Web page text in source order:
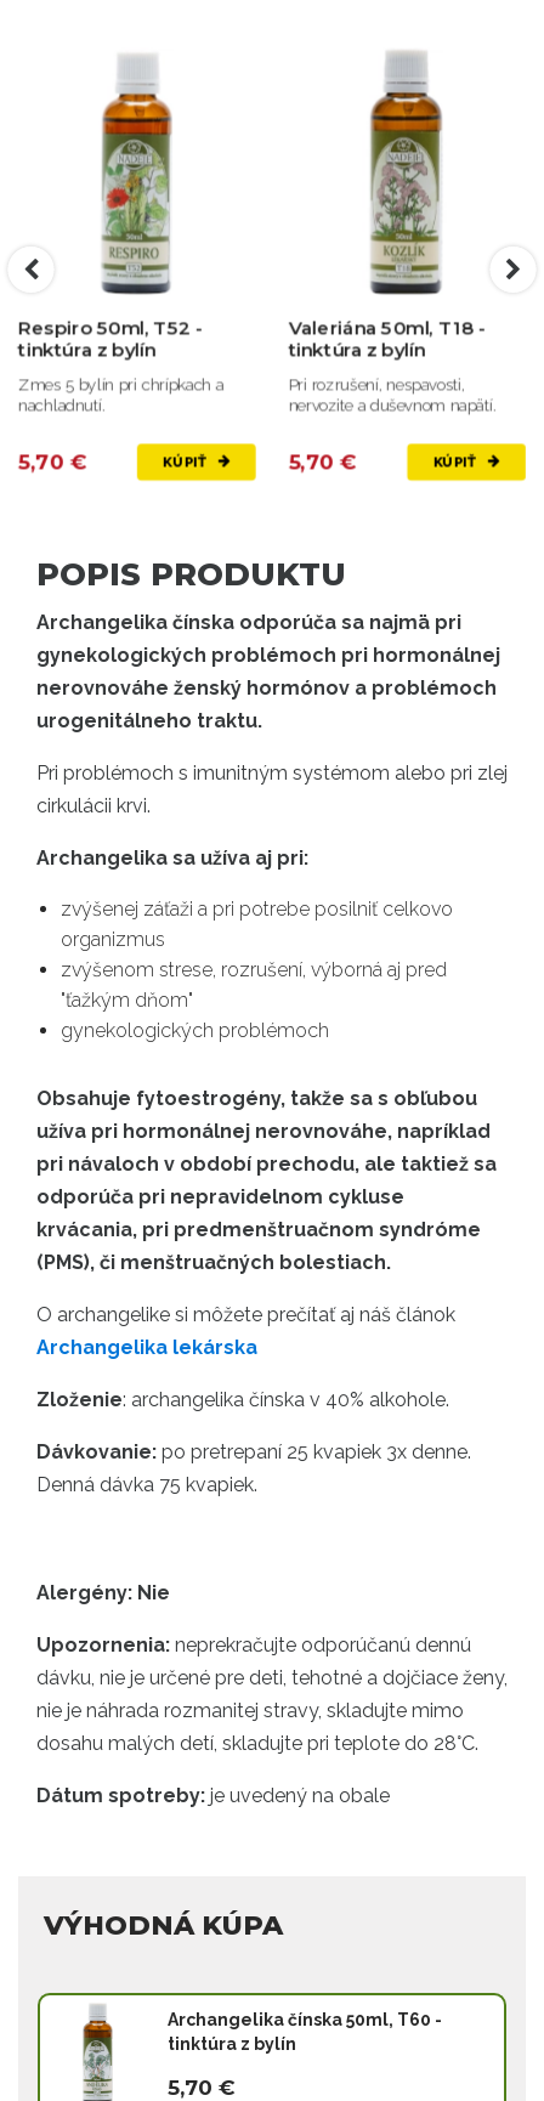
Respiro 50ml, T52 -
tinktúra z bylín
Zmes 5 bylín pri chrípkach a
nachladnutí.
5,70 € KÚPIŤ
Valeriána 50ml, T18 -
tinktúra z bylín
Pri rozrušení, nespavosti,
nervozite a duševnom napätí.
5,70 € KÚPIŤ
POPIS PRODUKTU
Archangelika čínska odporúča sa najmä pri
gynekologických problémoch pri hormonálnej
nerovnováhe ženský hormónov a problémoch
urogenitálneho traktu.
Pri problémoch s imunitným systémom alebo pri zlej
cirkulácii krvi.
Archangelika sa užíva aj pri:
zvýšenej záťaži a pri potrebe posilniť celkovo
organizmus
zvýšenom strese, rozrušení, výborná aj pred
"ťažkým dňom"
gynekologických problémoch
Obsahuje fytoestrogény, takže sa s obľubou
užíva pri hormonálnej nerovnováhe, napríklad
pri návaloch v období prechodu, ale taktiež sa
odporúča pri nepravidelnom cykluse
krvácania, pri predmenštruačnom syndróme
(PMS), či menštruačných bolestiach.
O archangelike si môžete prečítať aj náš článok
Archangelika lekárska
Zloženie: archangelika čínska v 40% alkohole.
Dávkovanie: po pretrepaní 25 kvapiek 3x denne.
Denná dávka 75 kvapiek.
Alergény: Nie
Upozornenia: neprekračujte odporúčanú dennú
dávku, nie je určené pre deti, tehotné a dojčiace ženy,
nie je náhrada rozmanitej stravy, skladujte mimo
dosahu malých detí, skladujte pri teplote do 28°C.
Dátum spotreby: je uvedený na obale
VÝHODNÁ KÚPA
Archangelika čínska 50ml, T60 -
tinktúra z bylín
5,70 €